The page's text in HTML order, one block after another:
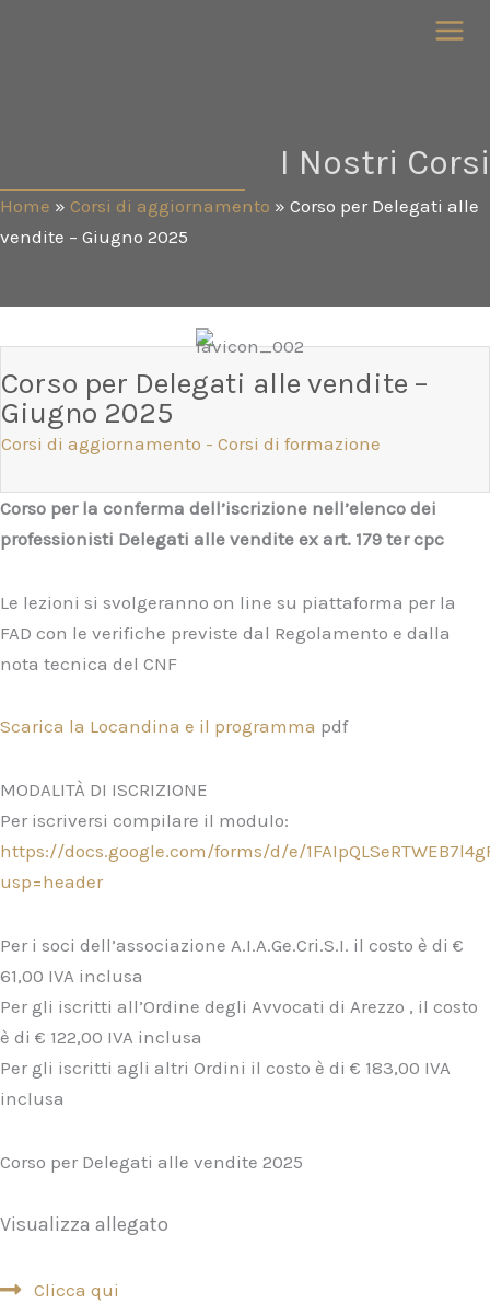
I Nostri Corsi
Home » Corsi di aggiornamento » Corso per Delegati alle
vendite – Giugno 2025
Corso per Delegati alle vendite –
Giugno 2025
Corsi di aggiornamento - Corsi di formazione
Corso per la conferma dell’iscrizione nell’elenco dei
professionisti Delegati alle vendite ex art. 179 ter cpc
Le lezioni si svolgeranno on line su piattaforma per la
FAD con le verifiche previste dal Regolamento e dalla
nota tecnica del CNF
Scarica la Locandina e il programma pdf
MODALITÀ DI ISCRIZIONE
Per iscriversi compilare il modulo:
https://docs.google.com/forms/d/e/
usp=header
Per i soci dell’associazione A.I.A.Ge.Cri.S.I. il costo è di €
61,00 IVA inclusa
Per gli iscritti all’Ordine degli Avvocati di Arezzo , il costo
è di € 122,00 IVA inclusa
Per gli iscritti agli altri Ordini il costo è di € 183,00 IVA
inclusa
Corso per Delegati alle vendite 2025
Visualizza allegato
Clicca qui